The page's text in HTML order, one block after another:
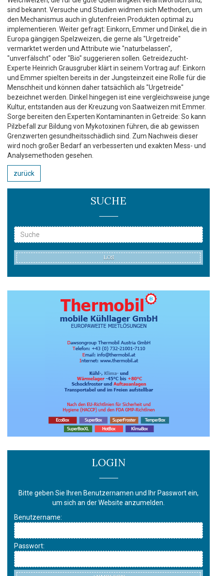
sind bekannt. Versuche und Studien widmen sich Methoden, um
den Mechanismus auch in glutenfreien Produkten optimal zu
implementieren. Weiter gefragt: Einkorn, Emmer und Dinkel, die in
Europa gängigen Spelzweizen, die gerne als "Urgetreide"
vermarktet werden und Attribute wie "naturbelassen",
"unverfälscht" oder "Bio" suggerieren sollen. Getreidezucht­-
Experte Heinrich Grausgruber klärt in seinem Vortrag auf: Einkorn
und Emmer spielten bereits in der Jungsteinzeit eine Rolle für die
Menschheit und können daher tatsächlich als "Urgetreide"
bezeichnet werden. Dinkel hingegen ist eine vergleichsweise junge
Kultur, entstanden aus der Kreuzung von Saatweizen mit Emmer.
Sorge bereiten den Experten Kontaminanten in Getreide: So kann
Pilzbefall zur Bildung von Mykotoxinen führen, die ab gewissen
Grenzwerten gesundheitsschädlich sind. Zum Nachweis dieser
wird noch großer Bedarf an verbesserten und exakten Mess-­ und
Analysemethoden gesehen.
zurück
SUCHE
LOS
LOGIN
Bitte geben Sie Ihren Benutzernamen und Ihr Passwort ein,
um sich an der Website anzumelden.
Benutzername:
Passwort: